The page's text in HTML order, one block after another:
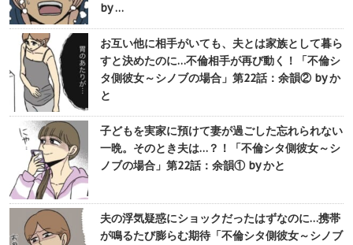
by …
お互い他に相手がいても、夫とは家族として暮ら
すと決めたのに…不倫相手が再び動く！「不倫シ
タ側彼女～シノブの場合」第22話：余韻② by か
と
子どもを実家に預けて妻が過ごした忘れられない
一晩。そのとき夫は…？！「不倫シタ側彼女～シ
ノブの場合」第22話：余韻① by かと
夫の浮気疑惑にショックだったはずなのに…携帯
が鳴るたび膨らむ期待「不倫シタ側彼女～シノブ